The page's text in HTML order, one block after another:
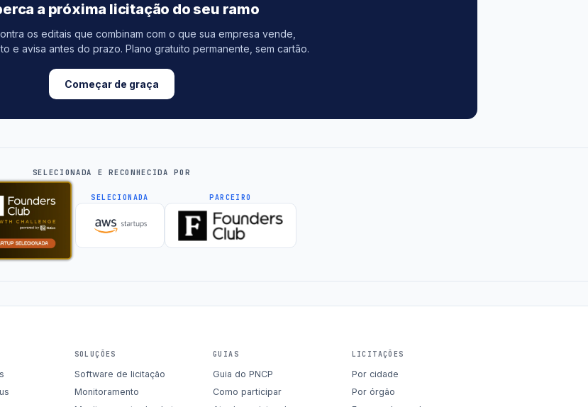
a próxima licitação do seu ramo
os editais que combinam com o que sua empresa vende,
e avisa antes do prazo. Plano gratuito permanente, sem cartão.
Começar de graça
SELECIONADA E RECONHECIDA POR
SELECIONADA PARCEIRO
SOLUÇÕES
Software de licitação
Monitoramento
GUIAS
Guia do PNCP
Como participar
LICITAÇÕES
Por cidade
Por órgão